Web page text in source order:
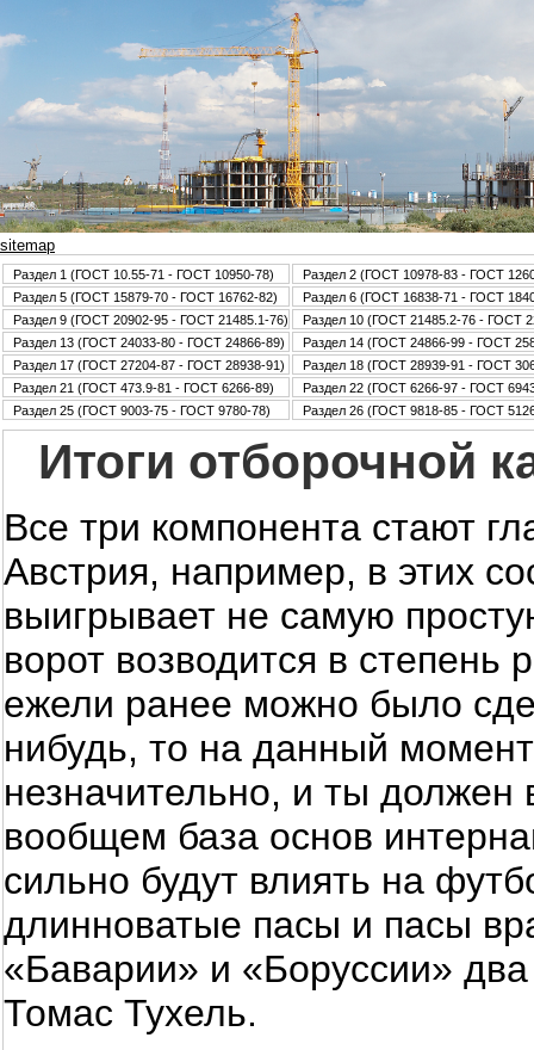
sitemap
Раздел 1 (ГОСТ 10.55-71 - ГОСТ 10950-78)
Раздел 2 (ГОСТ 10978-83 - ГОСТ
Раздел 5 (ГОСТ 15879-70 - ГОСТ 16762-82)
Раздел 6 (ГОСТ 16838-71 - ГОСТ
Раздел 9 (ГОСТ 20902-95 - ГОСТ 21485.1-76)
Раздел 10 (ГОСТ 21485.2-76 - ГОСТ
Раздел 13 (ГОСТ 24033-80 - ГОСТ 24866-89)
Раздел 14 (ГОСТ 24866-99 - ГОСТ
Раздел 17 (ГОСТ 27204-87 - ГОСТ 28938-91)
Раздел 18 (ГОСТ 28939-91 - ГОСТ
Раздел 21 (ГОСТ 473.9-81 - ГОСТ 6266-89)
Раздел 22 (ГОСТ 6266-97 - ГОСТ
Раздел 25 (ГОСТ 9003-75 - ГОСТ 9780-78)
Раздел 26 (ГОСТ 9818-85 - ГОСТ
Итоги отборочной
Все три компонента стают
Австрия, например, в этих
выигрывает не самую
ворот возводится в
ежели ранее можно было
нибудь, то на данный
незначительно, и ты должен
вообщем база основ
сильно будут влиять на
длинноватые пасы и пасы
«Баварии» и «Боруссии»
Томас Тухель.